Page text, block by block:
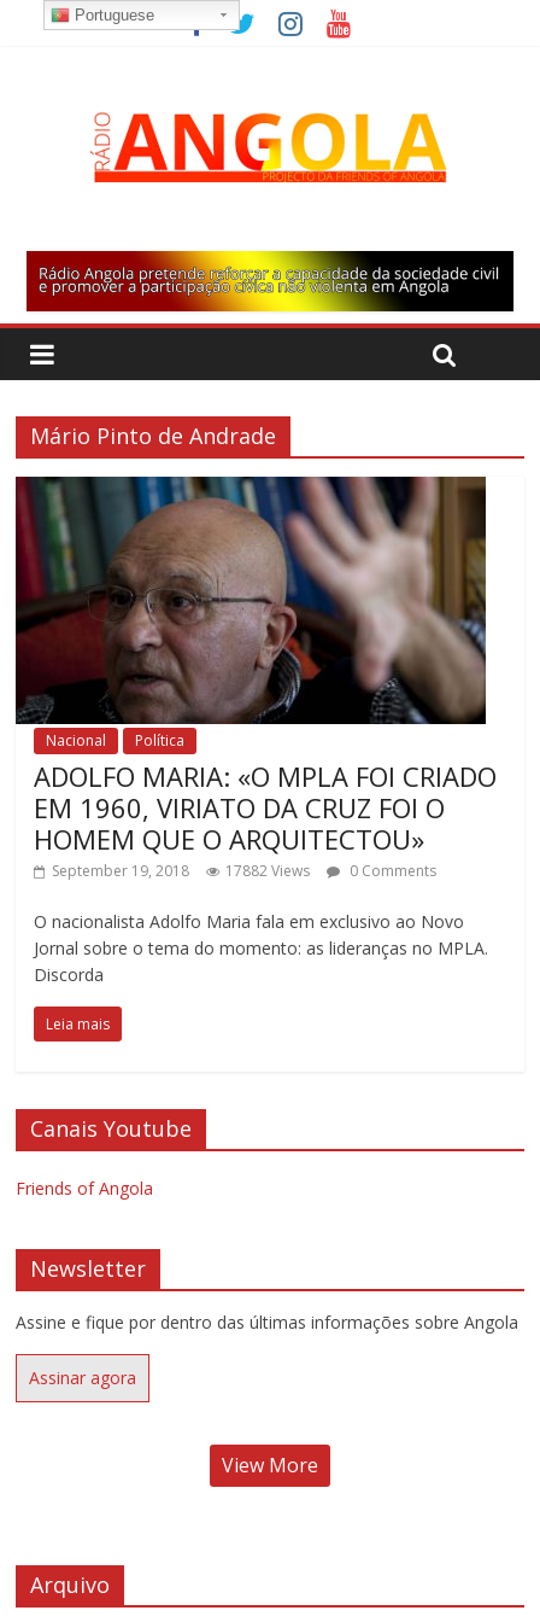
Mário Pinto de Andrade
Nacional Política
ADOLFO MARIA: «O MPLA FOI CRIADO
EM 1960, VIRIATO DA CRUZ FOI O
HOMEM QUE O ARQUITECTOU»
September 19, 2018 17882 Views 0 Comments
O nacionalista Adolfo Maria fala em exclusivo ao Novo
Jornal sobre o tema do momento: as lideranças no MPLA.
Discorda
Leia mais
Canais Youtube
Friends of Angola
Newsletter
Assine e fique por dentro das últimas informações sobre Angola
Assinar agora
View More
Arquivo
Portuguese